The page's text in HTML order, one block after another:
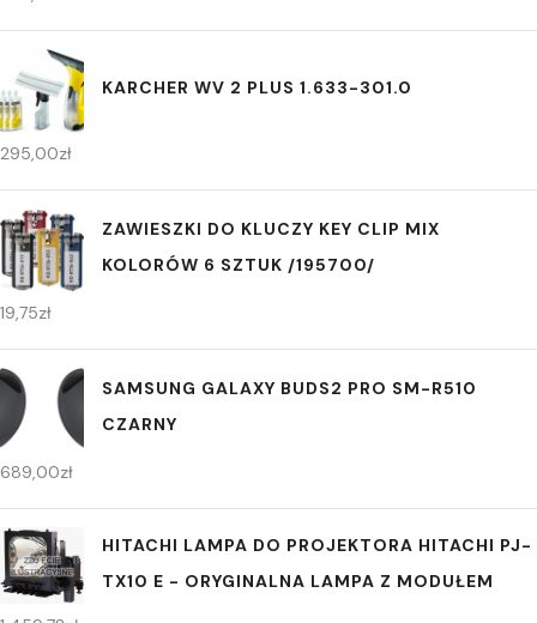
KARCHER WV 2 PLUS 1.633-301.0
295,00zł
ZAWIESZKI DO KLUCZY KEY CLIP MIX
KOLORÓW 6 SZTUK /195700/
19,75zł
SAMSUNG GALAXY BUDS2 PRO SM-R510
CZARNY
689,00zł
HITACHI LAMPA DO PROJEKTORA HITACHI PJ-
TX10 E - ORYGINALNA LAMPA Z MODUŁEM